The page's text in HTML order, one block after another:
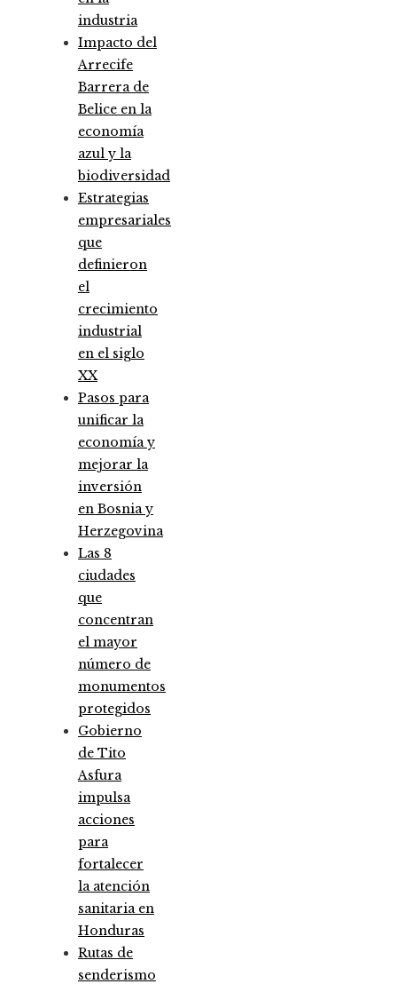
industria
Impacto del
Arrecife
Barrera de
Belice en la
economía
azul y la
biodiversidad
Estrategias
empresariales
que
definieron
el
crecimiento
industrial
en el siglo
XX
Pasos para
unificar la
economía y
mejorar la
inversión
en Bosnia y
Herzegovina
Las 8
ciudades
que
concentran
el mayor
número de
monumentos
protegidos
Gobierno
de Tito
Asfura
impulsa
acciones
para
fortalecer
la atención
sanitaria en
Honduras
Rutas de
senderismo